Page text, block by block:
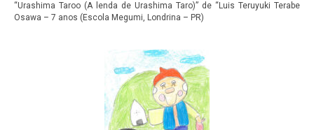
“Urashima Taroo (A lenda de Urashima Taro)” de “Luis Teruyuki Terabe
Osawa – 7 anos (Escola Megumi, Londrina – PR)